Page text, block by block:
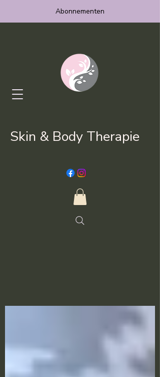
Skin & Body Therapie
Abonnementen